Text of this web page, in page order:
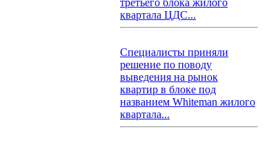
третьего блока жилого
квартала ЦДС...
Специалисты приняли
решение по поводу
выведения на рынок
квартир в блоке под
названием Whiteman жилого
квартала...